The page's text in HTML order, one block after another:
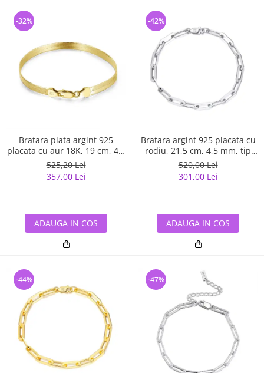
Bratara plata argint 925
placata cu aur 18K, 19 cm, 4,5
mm, UNISEX
525,20 Lei
357,00 Lei
-32%
ADAUGA IN COS
Bratara argint 925 placata cu
rodiu, 21,5 cm, 4,5 mm, tip
agrafa, UNISEX
520,00 Lei
301,00 Lei
-42%
ADAUGA IN COS
-44% -47%